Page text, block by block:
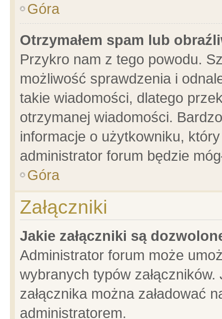
Góra
Otrzymałem spam lub
Przykro nam z tego powodu.
możliwość sprawdzenia i
takie wiadomości, dlatego
otrzymanej wiadomości.
informacje o użytkowniku,
administrator forum będzie
Góra
Załączniki
Jakie załączniki są
Administrator forum może
wybranych typów
załącznika można załadować
administratorem.